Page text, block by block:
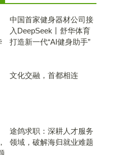
中国首家健身器材公司接
入DeepSeek丨舒华体育
打造新一代“AI健身助手”
文化交融，首都相连
途鸽求职：深耕人才服务
领域，破解海归就业难题